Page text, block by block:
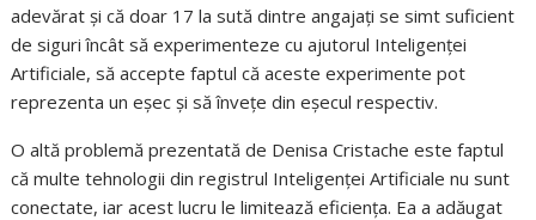
adevărat și că doar 17 la sută dintre angajați se simt suficient
de siguri încât să experimenteze cu ajutorul Inteligenței
Artificiale, să accepte faptul că aceste experimente pot
reprezenta un eșec și să învețe din eșecul respectiv.
O altă problemă prezentată de Denisa Cristache este faptul
că multe tehnologii din registrul Inteligenței Artificiale nu sunt
conectate, iar acest lucru le limitează eficiența. Ea a adăugat